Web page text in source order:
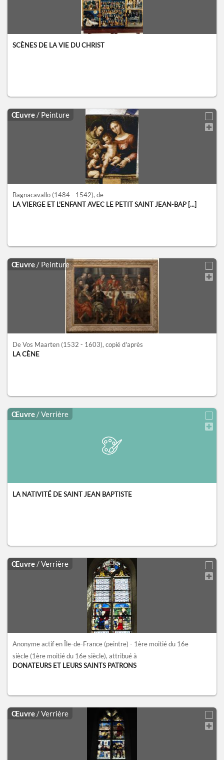
SCÈNES DE LA VIE DU CHRIST
Œuvre / Peinture
Bagnacavallo (1484 - 1542), de
LA VIERGE ET L'ENFANT AVEC LE PETIT SAINT JEAN-BAP [...]
Œuvre / Peinture
De Vos Maarten (1532 - 1603), copié d'après
LA CÈNE
Œuvre / Verrière
LA NATIVITÉ DE SAINT JEAN BAPTISTE
Œuvre / Verrière
Anonyme actif en Île-de-France (peintre) - 1ère moitié du 16e
siècle (1ère moitié du 16e siècle), attribué à
DONATEURS ET LEURS SAINTS PATRONS
Œuvre / Verrière